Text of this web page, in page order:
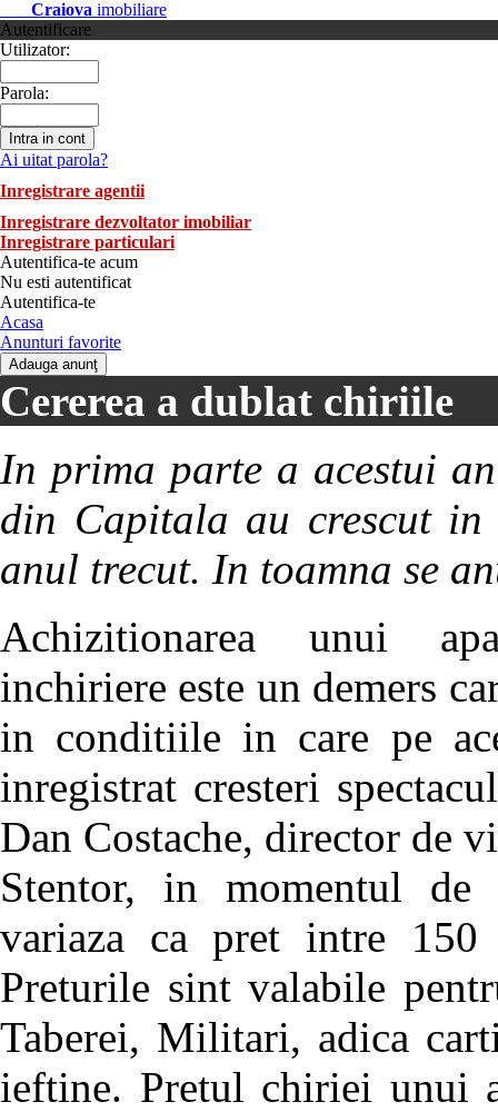
Craiova imobiliare
Autentificare
Utilizator:
Parola:
Ai uitat parola?
Inregistrare agentii
Inregistrare dezvoltator imobiliar
Inregistrare particulari
Autentifica-te acum
Nu esti autentificat
Autentifica-te
Acasa
Anunturi favorite
Cererea a dublat chiriile
In prima parte a acestui
din Capitala au crescut
anul trecut. In toamna se
Achizitionarea unui
inchiriere este un demers
in conditiile in care pe
inregistrat cresteri
Dan Costache, director de
Stentor, in momentul de
variaza ca pret intre
Preturile sint valabile
Taberei, Militari, adica
ieftine. Pretul chiriei unui